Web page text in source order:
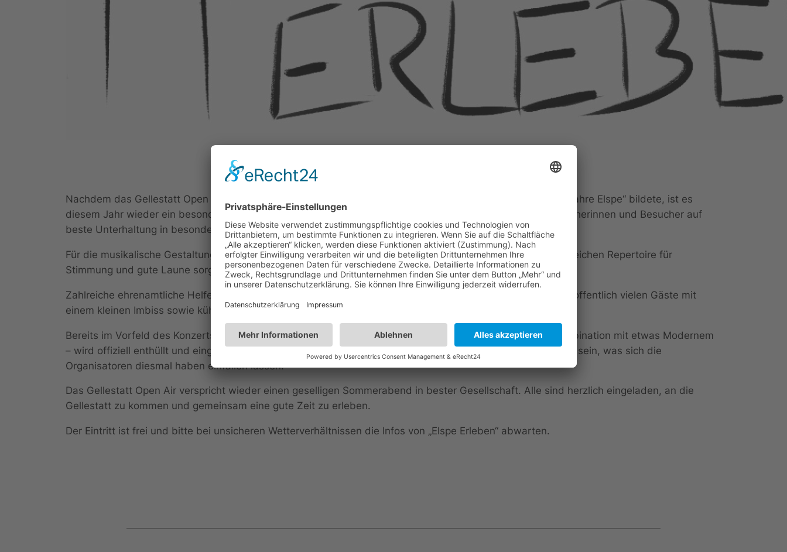
Nachdem das Gellestatt Open Air im vergangenen Jahr den Auftakt zu den Jubiläumsfeierlichkeiten „1025 Jahre Elspe“ bildete, ist es
diesem Jahr wieder ein besonderes Event im Elsper Terminkalender. Auch in diesem Jahr dürfen sich Besucherinnen und Besucher auf
beste Unterhaltung in besonderer Atmosphäre freuen.
Für die musikalische Gestaltung sorgt die Band Da Capo Desaster aus Sporke, die mit ihrem abwechslungsreichen Repertoire für
Stimmung und gute Laune sorgen wird.
Zahlreiche ehrenamtliche Helferinnen und Helfer von Elspe Erleben werden erneut im Einsatz sein, um die hoffentlich vielen Gäste mit
einem kleinen Imbiss sowie kühlen Getränken zu versorgen.
Bereits im Vorfeld des Konzerts wartet zudem eine besondere Überraschung: Ein kleines Denkmal – in Kombination mit etwas Modernem
– wird offiziell enthüllt und eingeweiht. Weitere Details bleiben jedoch noch geheim. Man darf also gespannt sein, was sich die
Organisatoren diesmal haben einfallen lassen.
Das Gellestatt Open Air verspricht wieder einen geselligen Sommerabend in bester Gesellschaft. Alle sind herzlich eingeladen, an die
Gellestatt zu kommen und gemeinsam eine gute Zeit zu erleben.
Der Eintritt ist frei und bitte bei unsicheren Wetterverhältnissen die Infos von „Elspe Erleben“ abwarten.